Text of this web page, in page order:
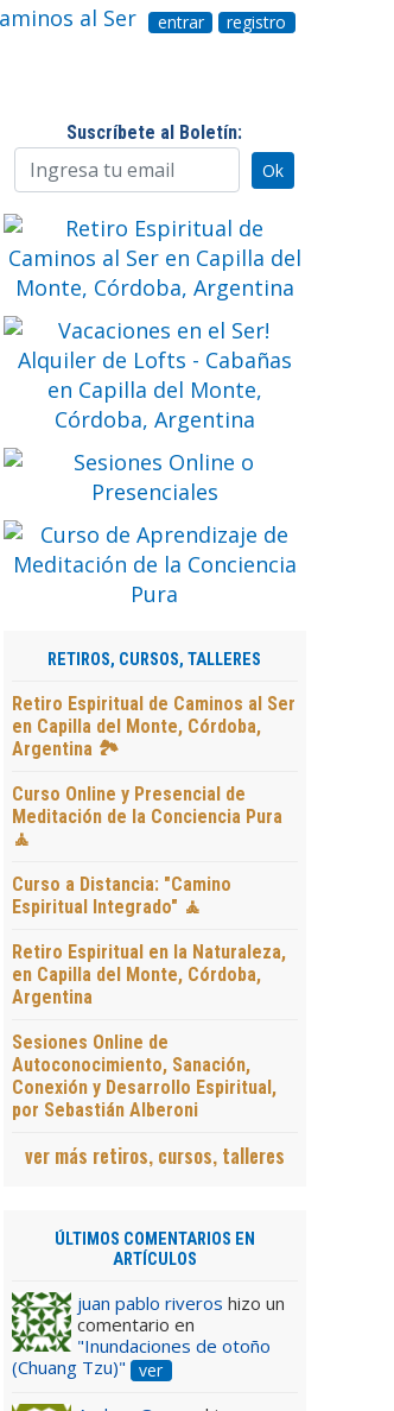
entrar registro
Suscríbete al Boletín:
RETIROS, CURSOS, TALLERES
Retiro Espiritual de Caminos al Ser
en Capilla del Monte, Córdoba,
Argentina 🏞️
Curso Online y Presencial de
Meditación de la Conciencia Pura
🧘
Curso a Distancia: "Camino
Espiritual Integrado" 🧘
Retiro Espiritual en la Naturaleza,
en Capilla del Monte, Córdoba,
Argentina
Sesiones Online de
Autoconocimiento, Sanación,
Conexión y Desarrollo Espiritual,
por Sebastián Alberoni
ver más retiros, cursos, talleres
ÚLTIMOS COMENTARIOS EN
ARTÍCULOS
juan pablo riveros hizo un
comentario en
"Inundaciones de otoño
(Chuang Tzu)"
ver